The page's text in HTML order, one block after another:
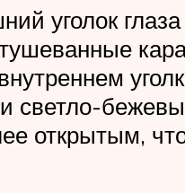
уголок
светло-
открытым,